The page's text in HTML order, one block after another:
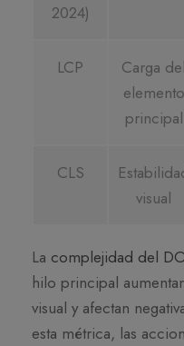
2024)
LCP
Carga del
elemento
principal
CLS
visual
La complejidad del
hilo principal
visual y afectan
esta métrica, las